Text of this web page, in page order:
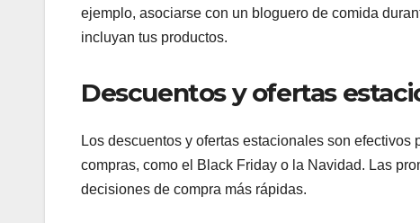
ejemplo, asociarse con un bloguero de comida
incluyan tus productos.
Descuentos y ofertas
Los descuentos y ofertas estacionales son
compras, como el Black Friday o la Navidad. Las
decisiones de compra más rápidas.